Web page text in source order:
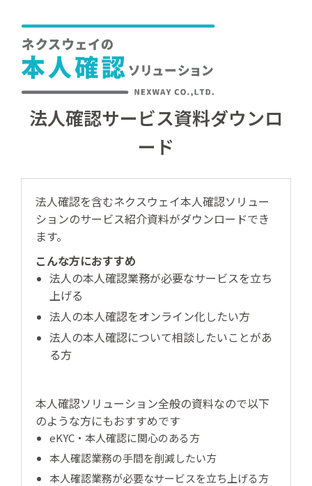
法人確認サービス資料ダウンロ
ード
法人確認を含むネクスウェイ本人確認ソリュー
ションのサービス紹介資料がダウンロードでき
ます。
こんな方におすすめ
法人の本人確認業務が必要なサービスを立ち
上げる
法人の本人確認をオンライン化したい方
法人の本人確認について相談したいことがあ
る方
本人確認ソリューション全般の資料なので以下
のような方にもおすすめです
eKYC・本人確認に関心のある方
本人確認業務の手間を削減したい方
本人確認業務が必要なサービスを立ち上げる方